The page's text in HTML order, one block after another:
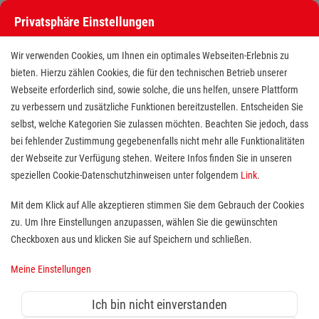
Stellenangebote bei den Maltesern
Stellenangebote bei den Maltesern
Finde deutschlandweit offene Stellen bei einem der größten
Arbeitgeber im Gesundheits- und Sozialwesen in Vollzeit,
Teilzeit, als Minijob, Trainee oder FSJ!
Suche
Jobs suchen
Privatsphäre Einstellungen
Wir verwenden Cookies, um Ihnen ein optimales Webseiten-Erlebnis zu
bieten. Hierzu zählen Cookies, die für den technischen Betrieb unserer
Webseite erforderlich sind, sowie solche, die uns helfen, unsere Plattform
zu verbessern und zusätzliche Funktionen bereitzustellen. Entscheiden Sie
selbst, welche Kategorien Sie zulassen möchten. Beachten Sie jedoch, dass
bei fehlender Zustimmung gegebenenfalls nicht mehr alle Funktionalitäten
der Webseite zur Verfügung stehen. Weitere Infos finden Sie in unseren
speziellen Cookie-Datenschutzhinweisen unter folgendem Link.
Mit dem Klick auf Alle akzeptieren stimmen Sie dem Gebrauch der Cookies
zu. Um Ihre Einstellungen anzupassen, wählen Sie die gewünschten
Checkboxen aus und klicken Sie auf Speichern und schließen.
Meine Einstellungen
Ich bin nicht einverstanden